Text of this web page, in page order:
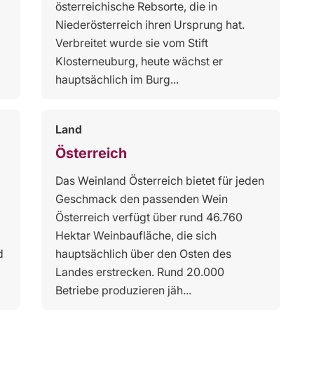
österreichische Rebsorte, die in
Niederösterreich ihren Ursprung hat.
Verbreitet wurde sie vom Stift
Klosterneuburg, heute wächst er
hauptsächlich im Burg...
Land
Österreich
Das Weinland Österreich bietet für jeden
Geschmack den passenden Wein
Österreich verfügt über rund 46.760
Hektar Weinbaufläche, die sich
hauptsächlich über den Osten des
Landes erstrecken. Rund 20.000
Betriebe produzieren jäh...